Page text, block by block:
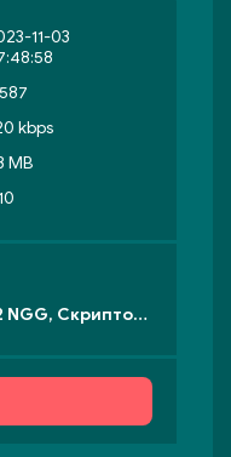
11-03
kbps
MB
FRIENDLY THUG 52 NGG, Скриптонит - na Circus